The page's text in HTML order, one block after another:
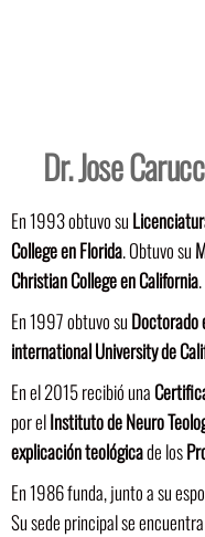
Dr. Jose
En 1993 obtuvo su
College en Florida. Obtuvo su
Christian College en California.
En 1997 obtuvo su Doctorado
international University de
En el 2015 recibió una
por elInstituto de Neuro
explicación teológicade los
En 1986 funda, junto a su
Su sede principal se